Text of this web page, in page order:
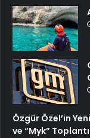
Özgür Özel’in
ve “Myk”